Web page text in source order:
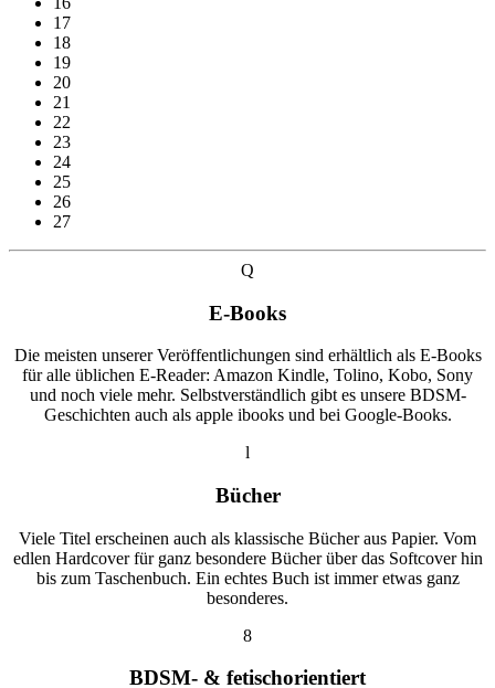
17
18
19
20
21
22
23
24
25
26
27
Q
E-Books
Die meisten unserer Veröffentlichungen sind erhältlich als E-Books
für alle üblichen E-Reader: Amazon Kindle, Tolino, Kobo, Sony
und noch viele mehr. Selbstverständlich gibt es unsere BDSM-
Geschichten auch als apple ibooks und bei Google-Books.
l
Bücher
Viele Titel erscheinen auch als klassische Bücher aus Papier. Vom
edlen Hardcover für ganz besondere Bücher über das Softcover hin
bis zum Taschenbuch. Ein echtes Buch ist immer etwas ganz
besonderes.
8
BDSM- & fetischorientiert